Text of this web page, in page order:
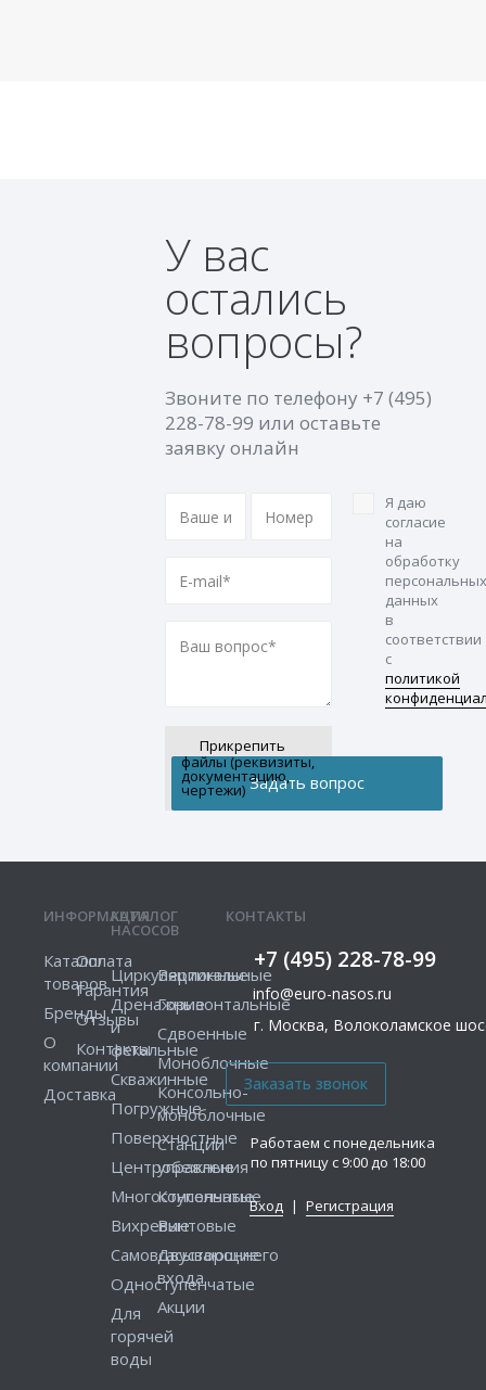
У вас
остались
вопросы?
Звоните по телефону +7 (495)
228-78-99 или оставьте
заявку онлайн
Прикрепить
файлы (реквизиты,
документацию,
чертежи)
Я даю
согласие
на
обработку
персональных
данных
в
соответствии
с
политикой
КОНТАКТЫ
+7 (495) 228-78-99
info@euro-nasos.ru
г. Москва, Волоколамское
Работаем с понедельника
по пятницу с 9:00 до 18:00
Вход | Регистрация
ИНФОРМАЦИЯ
Каталог
товаров
Бренды
О
компании
Доставка
Оплата
Гарантия
Отзывы
Контакты
КАТАЛОГ
НАСОСОВ
Циркуляционные
Дренажные
и
фекальные
Скважинные
Погружные
Поверхностные
Центробежные
Многоступенчатые
Вихревые
Самовсасывающие
Одноступенчатые
Для
горячей
воды
Вертикальные
Горизонтальные
Сдвоенные
Моноблочные
Консольно-
моноблочные
Станции
управления
Консольные
Винтовые
Двустороннего
входа
Акции